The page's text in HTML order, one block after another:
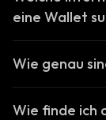
eine Wallet
Wie genau
Wie finde ich